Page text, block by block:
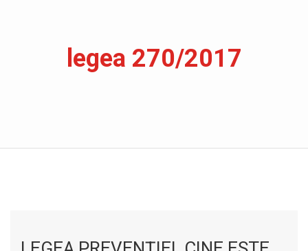
legea 270/2017